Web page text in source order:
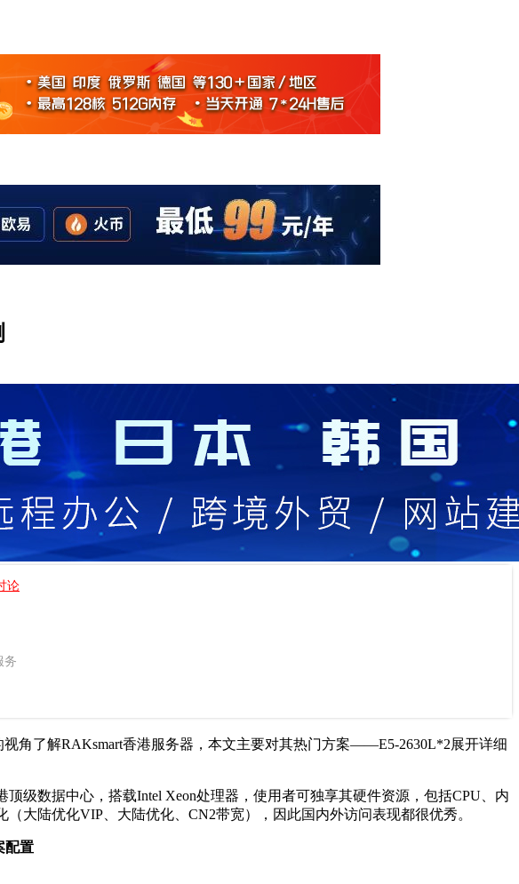
论
务
角了解RAKsmart香港服务器，本文主要对其热门方案——E5-2630L*2展开详细
级数据中心，搭载Intel Xeon处理器，使用者可独享其硬件资源，包括CPU、内
大陆优化VIP、大陆优化、CN2带宽），因此国内外访问表现都很优秀。
配置